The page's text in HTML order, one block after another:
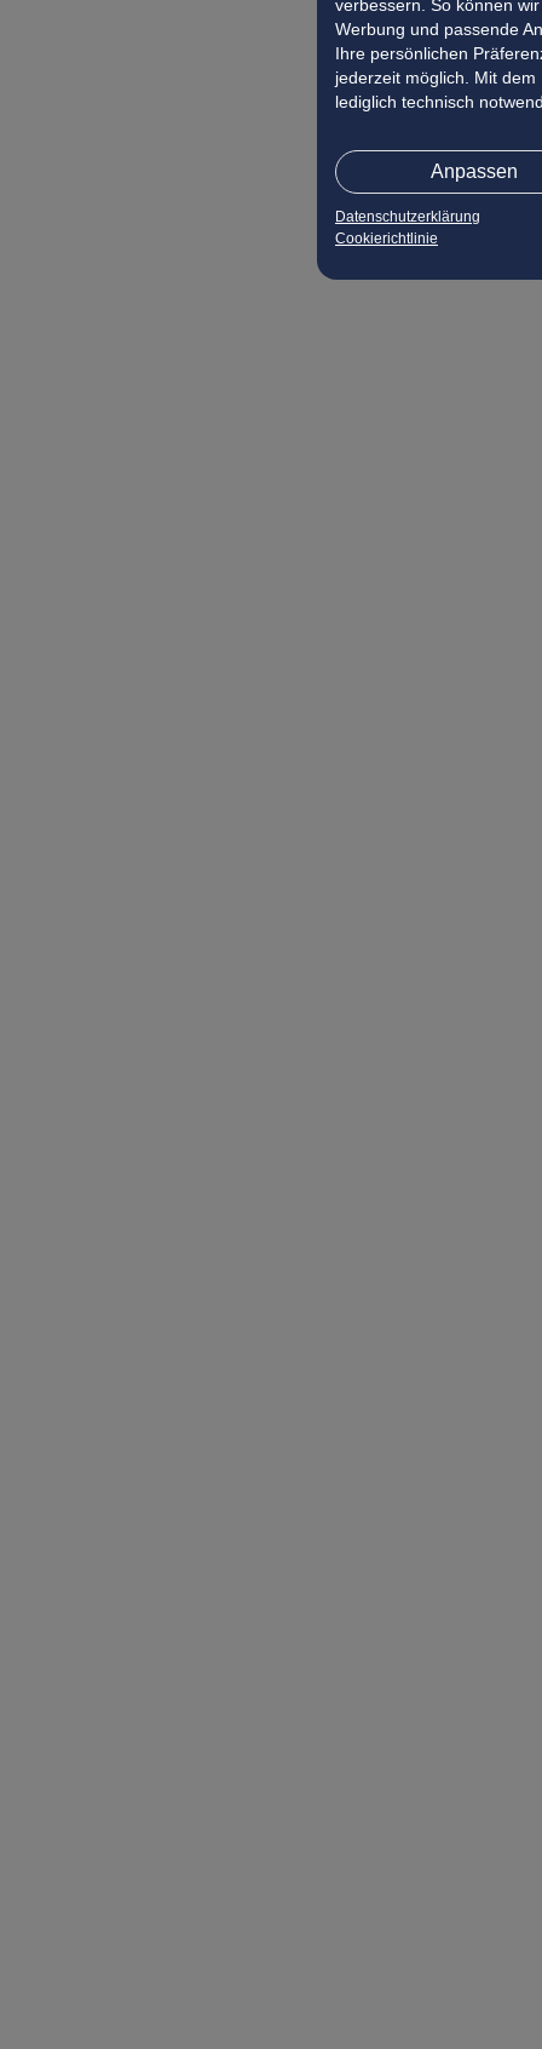
verbessern. So können
Werbung und passende
Ihre persönlichen
jederzeit möglich. Mit dem
lediglich technisch
Anpassen
Datenschutzerklärung
Cookierichtlinie